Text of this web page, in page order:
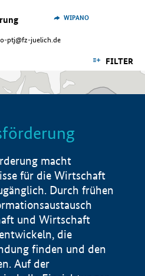
ptj@fz-juelich.de
WIPANO
FILTER
macht
für die Wirtschaft
Durch frühen
und Wirtschaft
die
finden und den
Auf der